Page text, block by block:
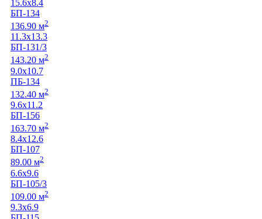
15.6х8.4
БП-134
136.90 м2
11.3х13.3
БП-131/3
143.20 м2
9.0х10.7
ПБ-134
132.40 м2
9.6х11.2
БП-156
163.70 м2
8.4х12.6
БП-107
89.00 м2
6.6х9.6
БП-105/3
109.00 м2
9.3х6.9